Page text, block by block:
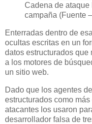
Cadena de ataque
campaña (Fuente
Enterradas dentro de
ocultas escritas en un
datos estructurados
a los motores de
un sitio web.
Dado que los agentes
estructurados como
atacantes los usaron
desarrollador falsa de